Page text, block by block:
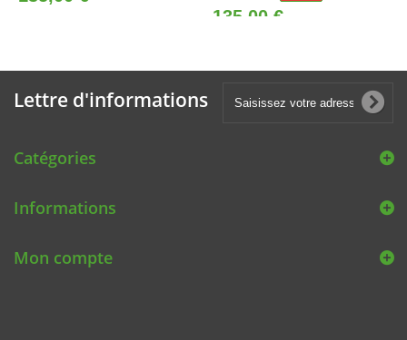
135,00 €
Lettre d'informations
Catégories
Informations
Mon compte